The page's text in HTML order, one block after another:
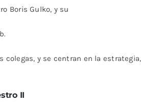
Boris Gulko, y su
colegas, y se centran en la estrategia,
II